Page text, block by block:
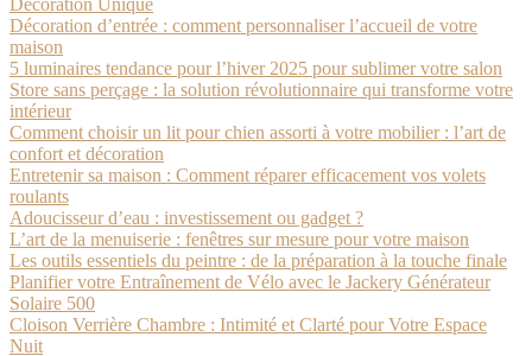
Décoration Unique
Décoration d’entrée : comment personnaliser l’accueil de votre
maison
5 luminaires tendance pour l’hiver 2025 pour sublimer votre salon
Store sans perçage : la solution révolutionnaire qui transforme votre
intérieur
Comment choisir un lit pour chien assorti à votre mobilier : l’art de
confort et décoration
Entretenir sa maison : Comment réparer efficacement vos volets
roulants
Adoucisseur d’eau : investissement ou gadget ?
L’art de la menuiserie : fenêtres sur mesure pour votre maison
Les outils essentiels du peintre : de la préparation à la touche finale
Planifier votre Entraînement de Vélo avec le Jackery Générateur
Solaire 500
Cloison Verrière Chambre : Intimité et Clarté pour Votre Espace
Nuit